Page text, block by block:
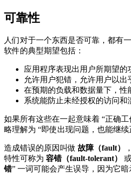
可靠性
人们对于一个东西是否可靠，都有
软件的典型期望包括：
应用程序表现出用户所期望的
允许用户犯错，允许用户以出
在预期的负载和数据量下，性
系统能防止未经授权的访问和
如果所有这些在一起意味着 “正确
略理解为 “即使出现问题，也能继续
造成错误的原因叫做 故障（fault）
特性可称为 容错（fault-tolerant）
错” 一词可能会产生误导，因为它